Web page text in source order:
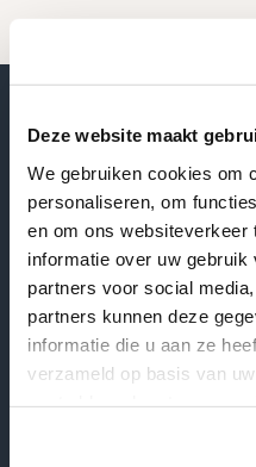
Deze website maakt
We gebruiken cookies om
personaliseren, om
en om ons websiteverkeer
informatie over uw
partners voor social
partners kunnen deze
informatie die u aan ze
verzameld op basis van
Wij plaatsen
Overijssel
Grafstenen Zwolle
Grafstenen Kampen
Grafstenen Hengelo
Grafstenen Enschede